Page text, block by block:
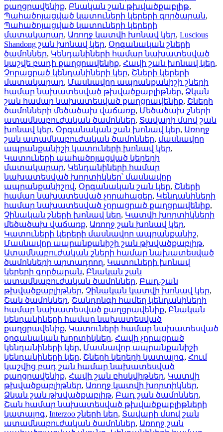
քաղցրավենիք, Բնական շան թխվածքաբլիթ,
Պահածոյացված կատուների կերերի գործարան,
Պահածոյացված կատուների կերերի
մատակարար, Առողջ կատվի խոնավ կեր, Luscious
Shandong շան խոնավ կեր, Օրգանական շների
ծամոններ, Կենդանիների համար նախատեսված
կաշվե բադի քաղցրավենիք, Հավի շան խոնավ կեր,
Չորացրած կենդանիների կեր, Շների կերերի
մատակարար, Մասնավոր ապրանքանիշի շների
համար նախատեսված թխվածքաբլիթներ, Ձկան
շան համար նախատեսված քաղցրավենիք, Շների
ծամոնների մեծածախ վաճառք, Մեծածախ շների
ատամնաբուժական ծամոններ, Տավարի մսով շան
խոնավ կեր, Օրգանական շան խոնավ կեր, Առողջ
շան ատամնաբուժական ծամոններ, մասնավոր
ապրանքանիշի կատուների խոնավ կեր,
Կատուների պահածոյացված կերերի
մատակարար, Կենդանիների համար
նախատեսված խորտիկներ՝ մասնավոր
ապրանքանիշով, Օրգանական շան կեր, Շների
համար նախատեսված չորահացեր, Կենդանիների
համար նախատեսված չորացրած քաղցրավենիք,
Չինական շների խոնավ կեր, Կատվի խորտիկների
մեծածախ վաճառք, Առողջ շան խոնավ կեր,
Կատուների կերերի մասնավոր ապրանքանիշ,
Մասնավոր ապրանքանիշի շան թխվածքաբլիթ,
Ատամնաբուժական շների համար նախատեսված
ծամոնների արտադրող, Կատուների խոնավ
կերերի գործարան, Բնական շան
ատամնաբուժական ծամոններ, Բադ-շան
թխվածքաբլիթներ, Չինական կատվի խոնավ կեր,
Շան ծամոններ, Շանդոնգի համեղ կենդանիների
համար նախատեսված քաղցրավենիք, Բնական
կենդանիների համար նախատեսված
քաղցրավենիք, Կատուների համար նախատեսված
օրգանական խորտիկներ, Հավի չորացրած
կենդանիների կեր, Մասնավոր ապրանքանիշի
կենդանիների կեր, Շների կերերի կատալոգ, Հում
կաշվից բադ շան համար նախատեսված
քաղցրավենիք, Հավի շան բիսկվիթներ, Կատվի
թխվածքաբլիթներ, Առողջ կատվի խորտիկներ,
Ձկան շան թխվածքաբլիթ, Բադ շան ծամոններ,
Շան համար նախատեսված թխվածքաբլիթների
կատալոգ, Interzoo շների կեր, Տավարի մսով շան
ատամնաբուժական ծամոններ, Առողջ շան